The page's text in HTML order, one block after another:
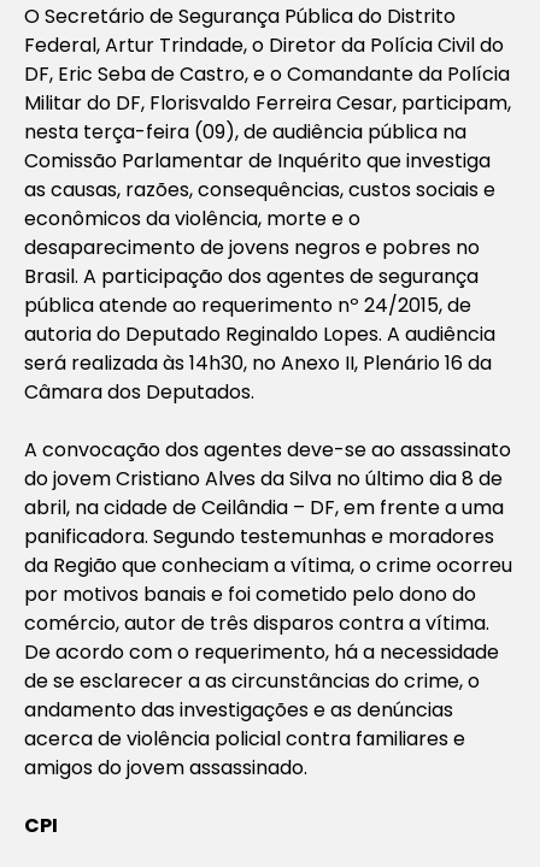
O Secretário de Segurança Pública do Distrito
Federal, Artur Trindade, o Diretor da Polícia Civil do
DF, Eric Seba de Castro, e o Comandante da Polícia
Militar do DF, Florisvaldo Ferreira Cesar, participam,
nesta terça-feira (09), de audiência pública na
Comissão Parlamentar de Inquérito que investiga
as causas, razões, consequências, custos sociais e
econômicos da violência, morte e o
desaparecimento de jovens negros e pobres no
Brasil. A participação dos agentes de segurança
pública atende ao requerimento nº 24/2015, de
autoria do Deputado Reginaldo Lopes. A audiência
será realizada às 14h30, no Anexo II, Plenário 16 da
Câmara dos Deputados.
A convocação dos agentes deve-se ao assassinato
do jovem Cristiano Alves da Silva no último dia 8 de
abril, na cidade de Ceilândia – DF, em frente a uma
panificadora. Segundo testemunhas e moradores
da Região que conheciam a vítima, o crime ocorreu
por motivos banais e foi cometido pelo dono do
comércio, autor de três disparos contra a vítima.
De acordo com o requerimento, há a necessidade
de se esclarecer a as circunstâncias do crime, o
andamento das investigações e as denúncias
acerca de violência policial contra familiares e
amigos do jovem assassinado.
CPI